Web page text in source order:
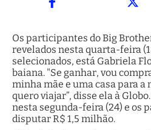
Os participantes do Big
revelados nesta quarta-feira
selecionados, está Gabriela
baiana. "Se ganhar, vou
minha mãe e uma casa para
quero viajar”, disse ela à
nesta segunda-feira (24) e os
disputar R$ 1,5 milhão.